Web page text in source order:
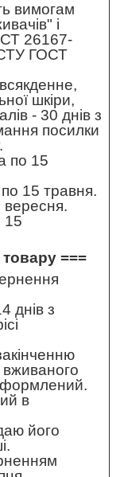
вимогам
і
26167-
ГОСТ
шкіри,
- 30 днів з
посилки
по 15
15 травня.
вересня.
15
===
днів з
вживаного
в
його